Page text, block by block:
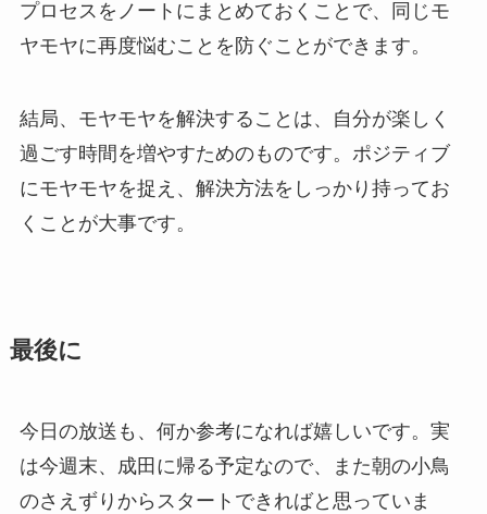
プロセスをノートにまとめておくことで、同じモ
ヤモヤに再度悩むことを防ぐことができます。
結局、モヤモヤを解決することは、自分が楽しく
過ごす時間を増やすためのものです。ポジティブ
にモヤモヤを捉え、解決方法をしっかり持ってお
くことが大事です。
最後に
今日の放送も、何か参考になれば嬉しいです。実
は今週末、成田に帰る予定なので、また朝の小鳥
のさえずりからスタートできればと思っていま